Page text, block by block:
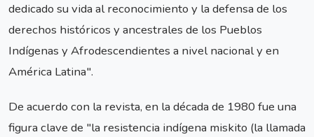
dedicado su vida al reconocimiento y la defensa de los
derechos históricos y ancestrales de los Pueblos
Indígenas y Afrodescendientes a nivel nacional y en
América Latina".
De acuerdo con la revista, en la década de 1980 fue una
figura clave de "la resistencia indígena miskito (la llamada